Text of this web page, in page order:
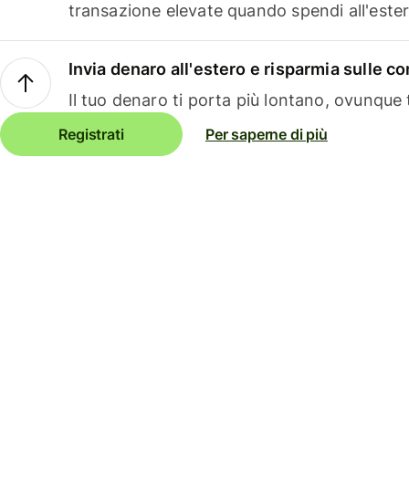
transazione elevate quando spendi
Invia denaro all'estero e risparmia sulle
Il tuo denaro ti porta più lontano, ovunque
Registrati Per saperne di più